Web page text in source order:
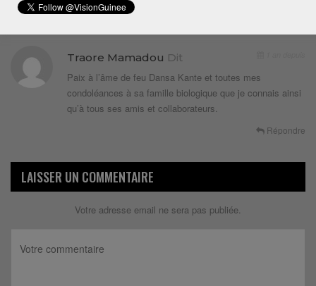
1 COMMENTAIRE
Traore Mamadou Dit
Paix à l’âme de feu Dansa Kante et toutes mes
condoléances à sa famille biologique que je connais ainsi
qu’à tous ses amis et collaborateurs.
Répondre
LAISSER UN COMMENTAIRE
Votre adresse email ne sera pas publiée.